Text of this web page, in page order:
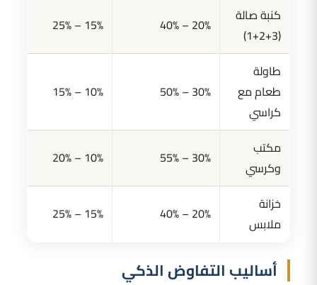
كنبة صالة
(3+2+1)
20% – 40%
15% – 25%
طاولة
طعام مع
كراسي
30% – 50%
10% – 15%
مكتب
وكرسي
30% – 55%
10% – 20%
خزانة
ملابس
20% – 40%
15% – 25%
أساليب التفاوض الذكي